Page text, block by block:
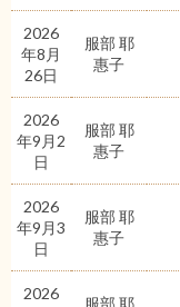
2026
年8月
26日
服部 耶
惠子
2026
年9月2
日
服部 耶
惠子
2026
年9月3
日
服部 耶
惠子
2026
服部 耶